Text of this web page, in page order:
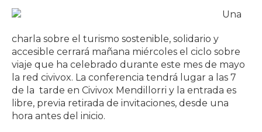
Una
charla sobre el turismo sostenible, solidario y
accesible cerrará mañana miércoles el ciclo sobre
viaje que ha celebrado durante este mes de mayo
la red civivox. La conferencia tendrá lugar a las 7
de la tarde en Civivox Mendillorri y la entrada es
libre, previa retirada de invitaciones, desde una
hora antes del inicio.